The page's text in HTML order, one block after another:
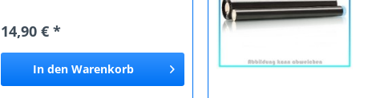
Extrem sparen mit erstklassiger
14,90 € *
In den Warenkorb